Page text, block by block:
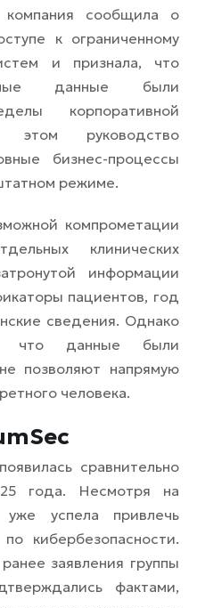
компания сообщила о
к ограниченному
и признала, что
данные были
корпоративной
этом руководство
бизнес-процессы
режиме.
компрометации
клинических
информации
пациентов, год
сведения. Однако
что данные были
позволяют напрямую
человека.
сравнительно
года. Несмотря на
успела привлечь
кибербезопасности.
заявления группы
фактами,